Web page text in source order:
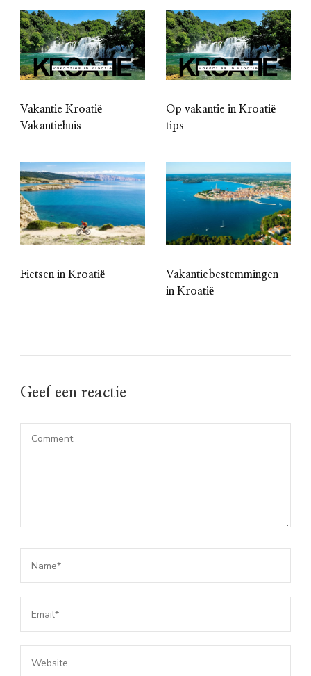
Vakantie Kroatië
Vakantiehuis
Op vakantie in Kroatië
tips
Fietsen in Kroatië
Vakantiebestemmingen
in Kroatië
Geef een reactie